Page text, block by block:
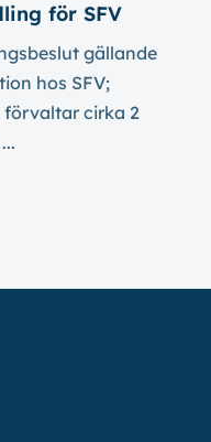
för SFV
gällande
hos SFV;
förvaltar cirka 2